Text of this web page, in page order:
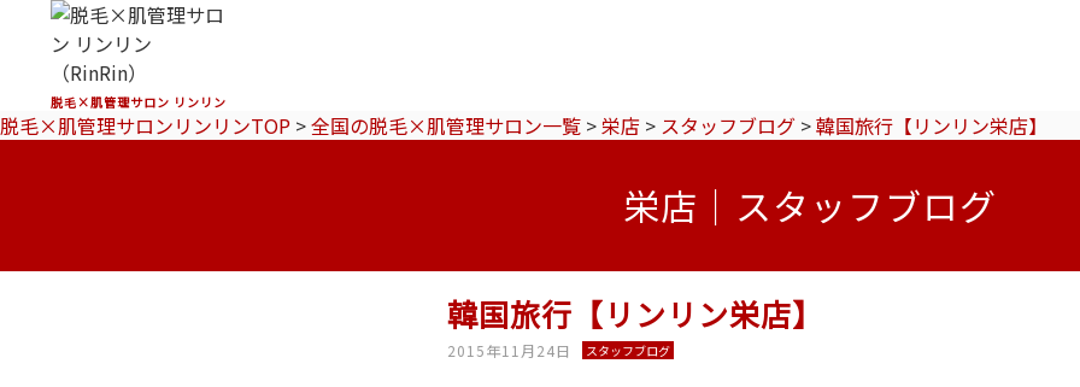
脱毛×肌管理サロン リンリン
脱毛×肌管理サロンリンリンTOP >全国の脱毛×肌管理サロン一覧 >栄店 > スタッフブログ >韓国旅行【リンリン栄店】
栄店｜スタッフブログ
韓国旅行【リンリン栄店】
2015年11月24日 スタッフブログ